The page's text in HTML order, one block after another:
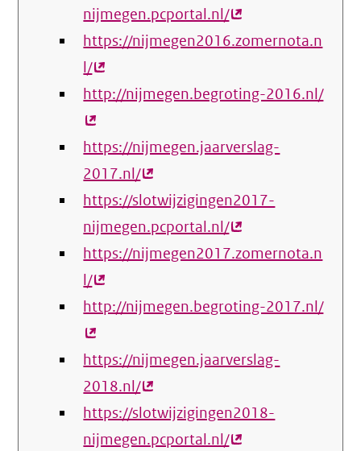
nijmegen.pcportal.nl/(externe
link)
https://nijmegen2016.zomernota.n
l/(externe
link)
http://nijmegen.begroting-2016.nl/
https://nijmegen.jaarverslag-
2017.nl/(externe
link)
https://slotwijzigingen2017-
nijmegen.pcportal.nl/(externe
link)
https://nijmegen2017.zomernota.n
l/(externe
link)
http://nijmegen.begroting-2017.nl/
https://nijmegen.jaarverslag-
2018.nl/(externe
link)
https://slotwijzigingen2018-
nijmegen.pcportal.nl/(externe